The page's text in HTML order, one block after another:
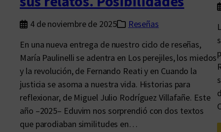
a
a
d
i
m
e
n
s
4 de noviembre de 2025
Reseñas
En una nueva entrega de nuestro ciclo de reseñas,
María Paulinelli se adentra en Los perejiles, los miedos
y la revolución, de Fernando Reati y en Cuando la
justicia se asoma a nuestra vida. Historias para
reflexionar, de Miguel Julio Rodríguez Villafañe. Este
año –2025– Eduvim nos sorprendió con dos textos
que parodiaban similitudes en…